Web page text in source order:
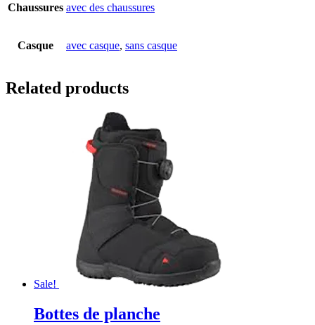
Chaussures avec des chaussures
Casque avec casque, sans casque
Related products
Sale!
Bottes de planche